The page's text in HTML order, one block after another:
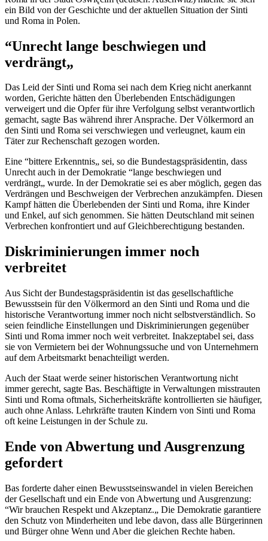
ein Bild von der Geschichte und der aktuellen Situation der Sinti
und Roma in Polen.
“Unrecht lange beschwiegen und
verdrängt„
Das Leid der Sinti und Roma sei nach dem Krieg nicht anerkannt
worden, Gerichte hätten den Überlebenden Entschädigungen
verweigert und die Opfer für ihre Verfolgung selbst verantwortlich
gemacht, sagte Bas während ihrer Ansprache. Der Völkermord an
den Sinti und Roma sei verschwiegen und verleugnet, kaum ein
Täter zur Rechenschaft gezogen worden.
Eine “bittere Erkenntnis„ sei, so die Bundestagspräsidentin, dass
Unrecht auch in der Demokratie “lange beschwiegen und
verdrängt„ wurde. In der Demokratie sei es aber möglich, gegen das
Verdrängen und Beschweigen der Verbrechen anzukämpfen. Diesen
Kampf hätten die Überlebenden der Sinti und Roma, ihre Kinder
und Enkel, auf sich genommen. Sie hätten Deutschland mit seinen
Verbrechen konfrontiert und auf Gleichberechtigung bestanden.
Diskriminierungen immer noch
verbreitet
Aus Sicht der Bundestagspräsidentin ist das gesellschaftliche
Bewusstsein für den Völkermord an den Sinti und Roma und die
historische Verantwortung immer noch nicht selbstverständlich. So
seien feindliche Einstellungen und Diskriminierungen gegenüber
Sinti und Roma immer noch weit verbreitet. Inakzeptabel sei, dass
sie von Vermietern bei der Wohnungssuche und von Unternehmern
auf dem Arbeitsmarkt benachteiligt werden.
Auch der Staat werde seiner historischen Verantwortung nicht
immer gerecht, sagte Bas. Beschäftigte in Verwaltungen misstrauten
Sinti und Roma oftmals, Sicherheitskräfte kontrollierten sie häufiger,
auch ohne Anlass. Lehrkräfte trauten Kindern von Sinti und Roma
oft keine Leistungen in der Schule zu.
Ende von Abwertung und Ausgrenzung
gefordert
Bas forderte daher einen Bewusstseinswandel in vielen Bereichen
der Gesellschaft und ein Ende von Abwertung und Ausgrenzung:
“Wir brauchen Respekt und Akzeptanz.„ Die Demokratie garantiere
den Schutz von Minderheiten und lebe davon, dass alle Bürgerinnen
und Bürger ohne Wenn und Aber die gleichen Rechte haben.